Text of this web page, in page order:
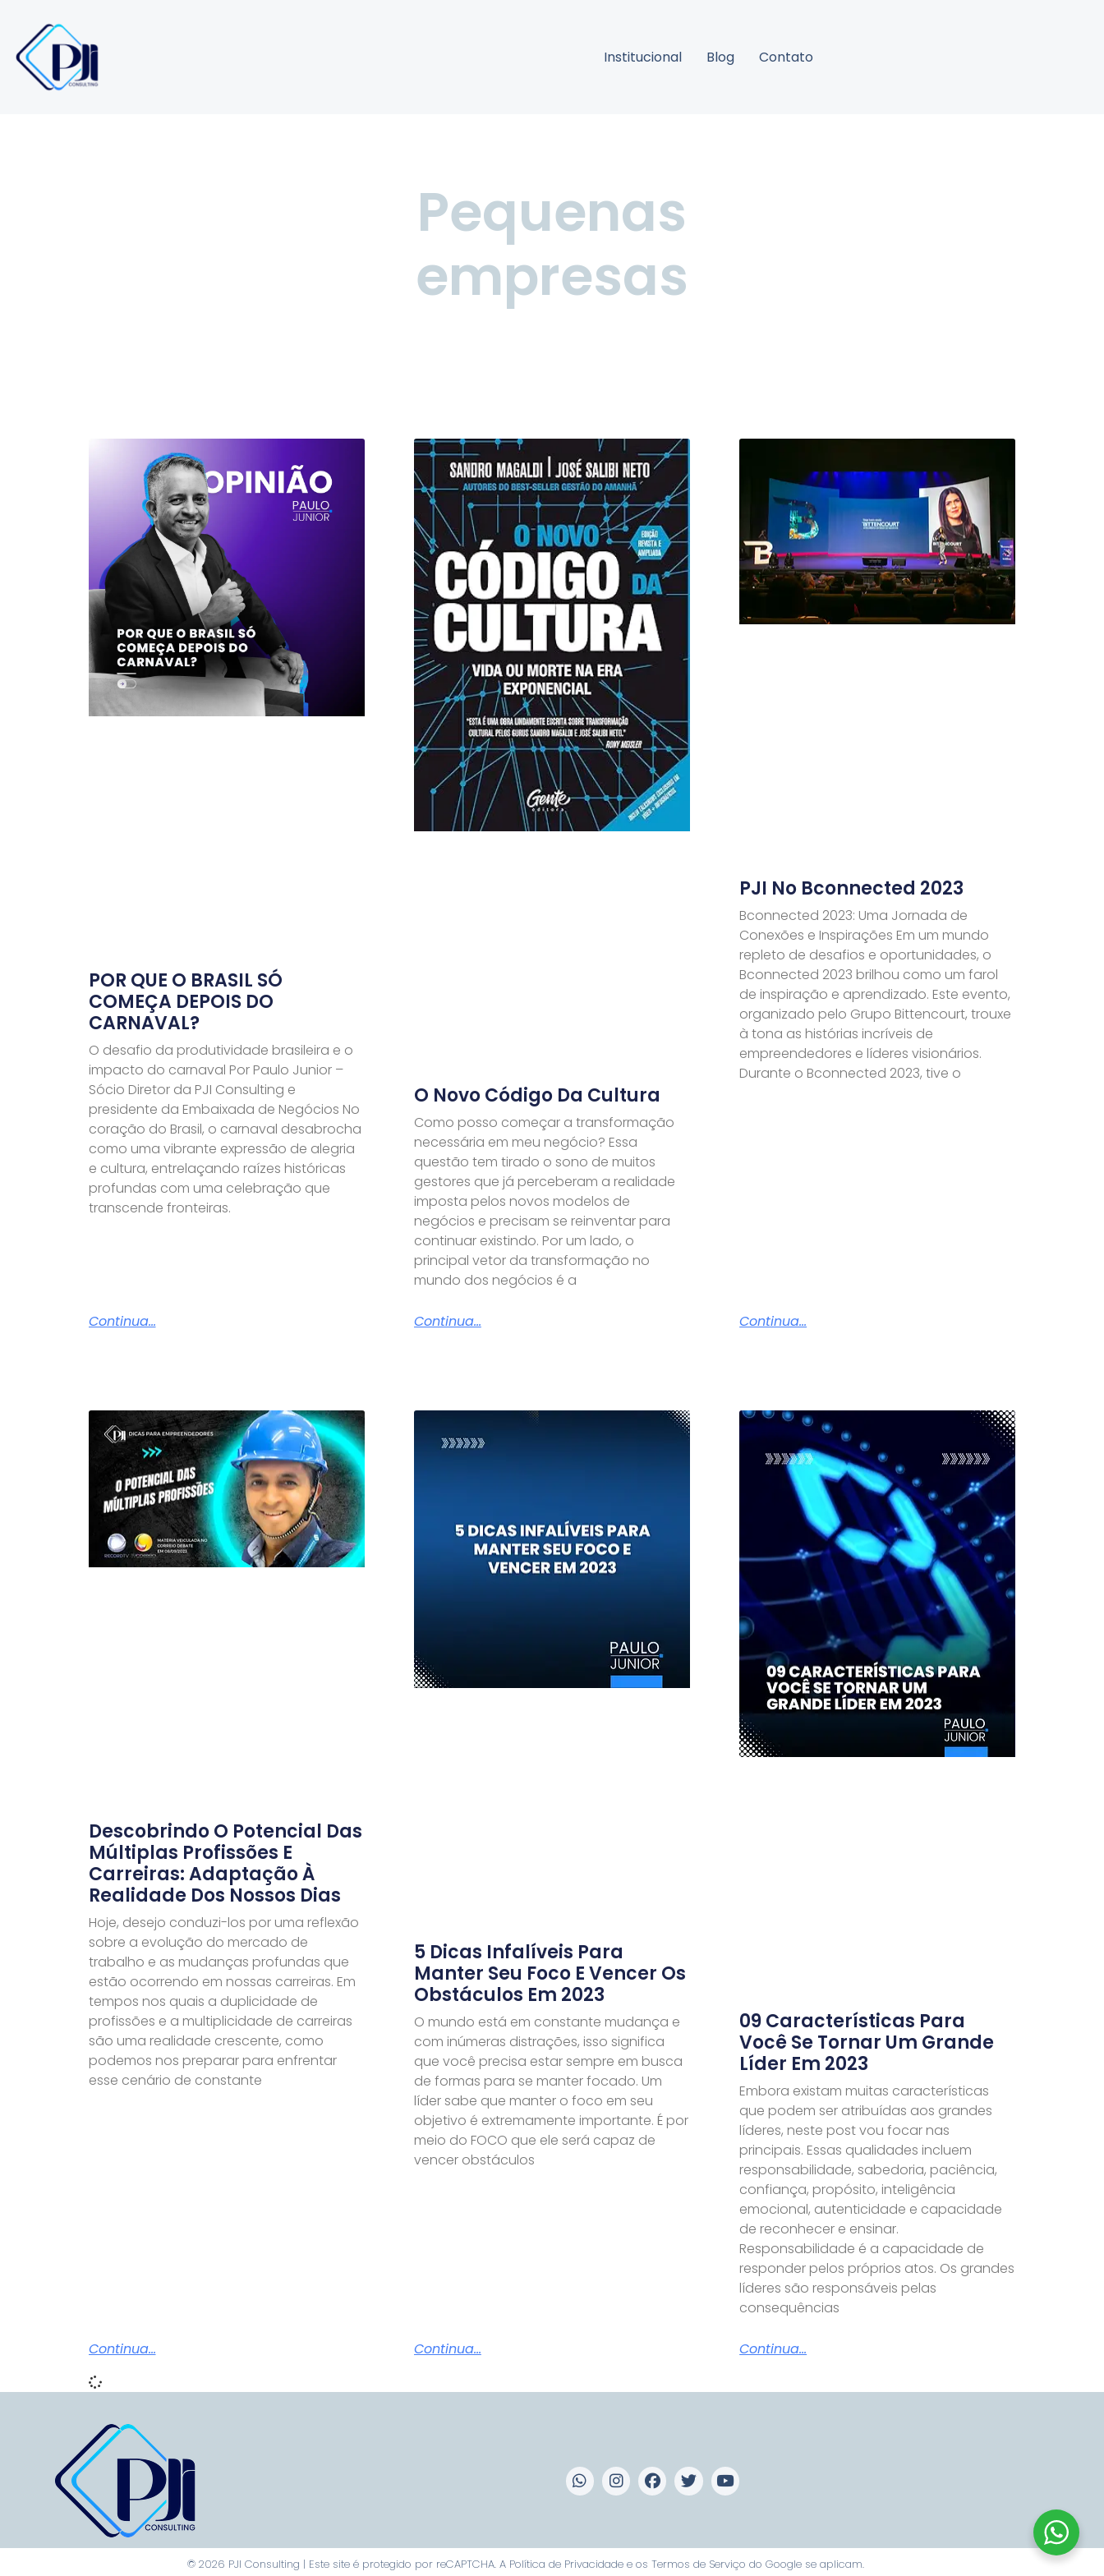
Institucional Blog Contato
Pequenas
empresas
POR QUE O BRASIL SÓ
COMEÇA DEPOIS DO
CARNAVAL?
O desafio da produtividade brasileira e o
impacto do carnaval Por Paulo Junior –
Sócio Diretor da PJI Consulting e
presidente da Embaixada de Negócios No
coração do Brasil, o carnaval desabrocha
como uma vibrante expressão de alegria
e cultura, entrelaçando raízes históricas
profundas com uma celebração que
transcende fronteiras.
Continua...
O Novo Código Da Cultura
Como posso começar a transformação
necessária em meu negócio? Essa
questão tem tirado o sono de muitos
gestores que já perceberam a realidade
imposta pelos novos modelos de
negócios e precisam se reinventar para
continuar existindo. Por um lado, o
principal vetor da transformação no
mundo dos negócios é a
Continua...
PJI No Bconnected 2023
Bconnected 2023: Uma Jornada de
Conexões e Inspirações Em um mundo
repleto de desafios e oportunidades, o
Bconnected 2023 brilhou como um farol
de inspiração e aprendizado. Este evento,
organizado pelo Grupo Bittencourt, trouxe
à tona as histórias incríveis de
empreendedores e líderes visionários.
Durante o Bconnected 2023, tive o
Continua...
Descobrindo O Potencial Das
Múltiplas Profissões E
Carreiras: Adaptação À
Realidade Dos Nossos Dias
Hoje, desejo conduzi-los por uma reflexão
sobre a evolução do mercado de
trabalho e as mudanças profundas que
estão ocorrendo em nossas carreiras. Em
tempos nos quais a duplicidade de
profissões e a multiplicidade de carreiras
são uma realidade crescente, como
podemos nos preparar para enfrentar
esse cenário de constante
Continua...
5 Dicas Infalíveis Para
Manter Seu Foco E Vencer Os
Obstáculos Em 2023
O mundo está em constante mudança e
com inúmeras distrações, isso significa
que você precisa estar sempre em busca
de formas para se manter focado. Um
líder sabe que manter o foco em seu
objetivo é extremamente importante. É por
meio do FOCO que ele será capaz de
vencer obstáculos
Continua...
09 Características Para
Você Se Tornar Um Grande
Líder Em 2023
Embora existam muitas características
que podem ser atribuídas aos grandes
líderes, neste post vou focar nas
principais. Essas qualidades incluem
responsabilidade, sabedoria, paciência,
confiança, propósito, inteligência
emocional, autenticidade e capacidade
de reconhecer e ensinar.
Responsabilidade é a capacidade de
responder pelos próprios atos. Os grandes
líderes são responsáveis pelas
consequências
Continua...
© 2026 PJI Consulting | Este site é protegido por reCAPTCHA. A Política de Privacidade e os Termos de Serviço do Google se aplicam.